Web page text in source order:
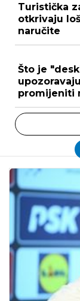
Turistička
otkrivaju
naručite
Što je
promijeniti